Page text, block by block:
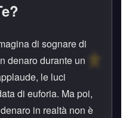
di sognare di
denaro durante un
le luci
di euforia. Ma poi,
in realtà non è